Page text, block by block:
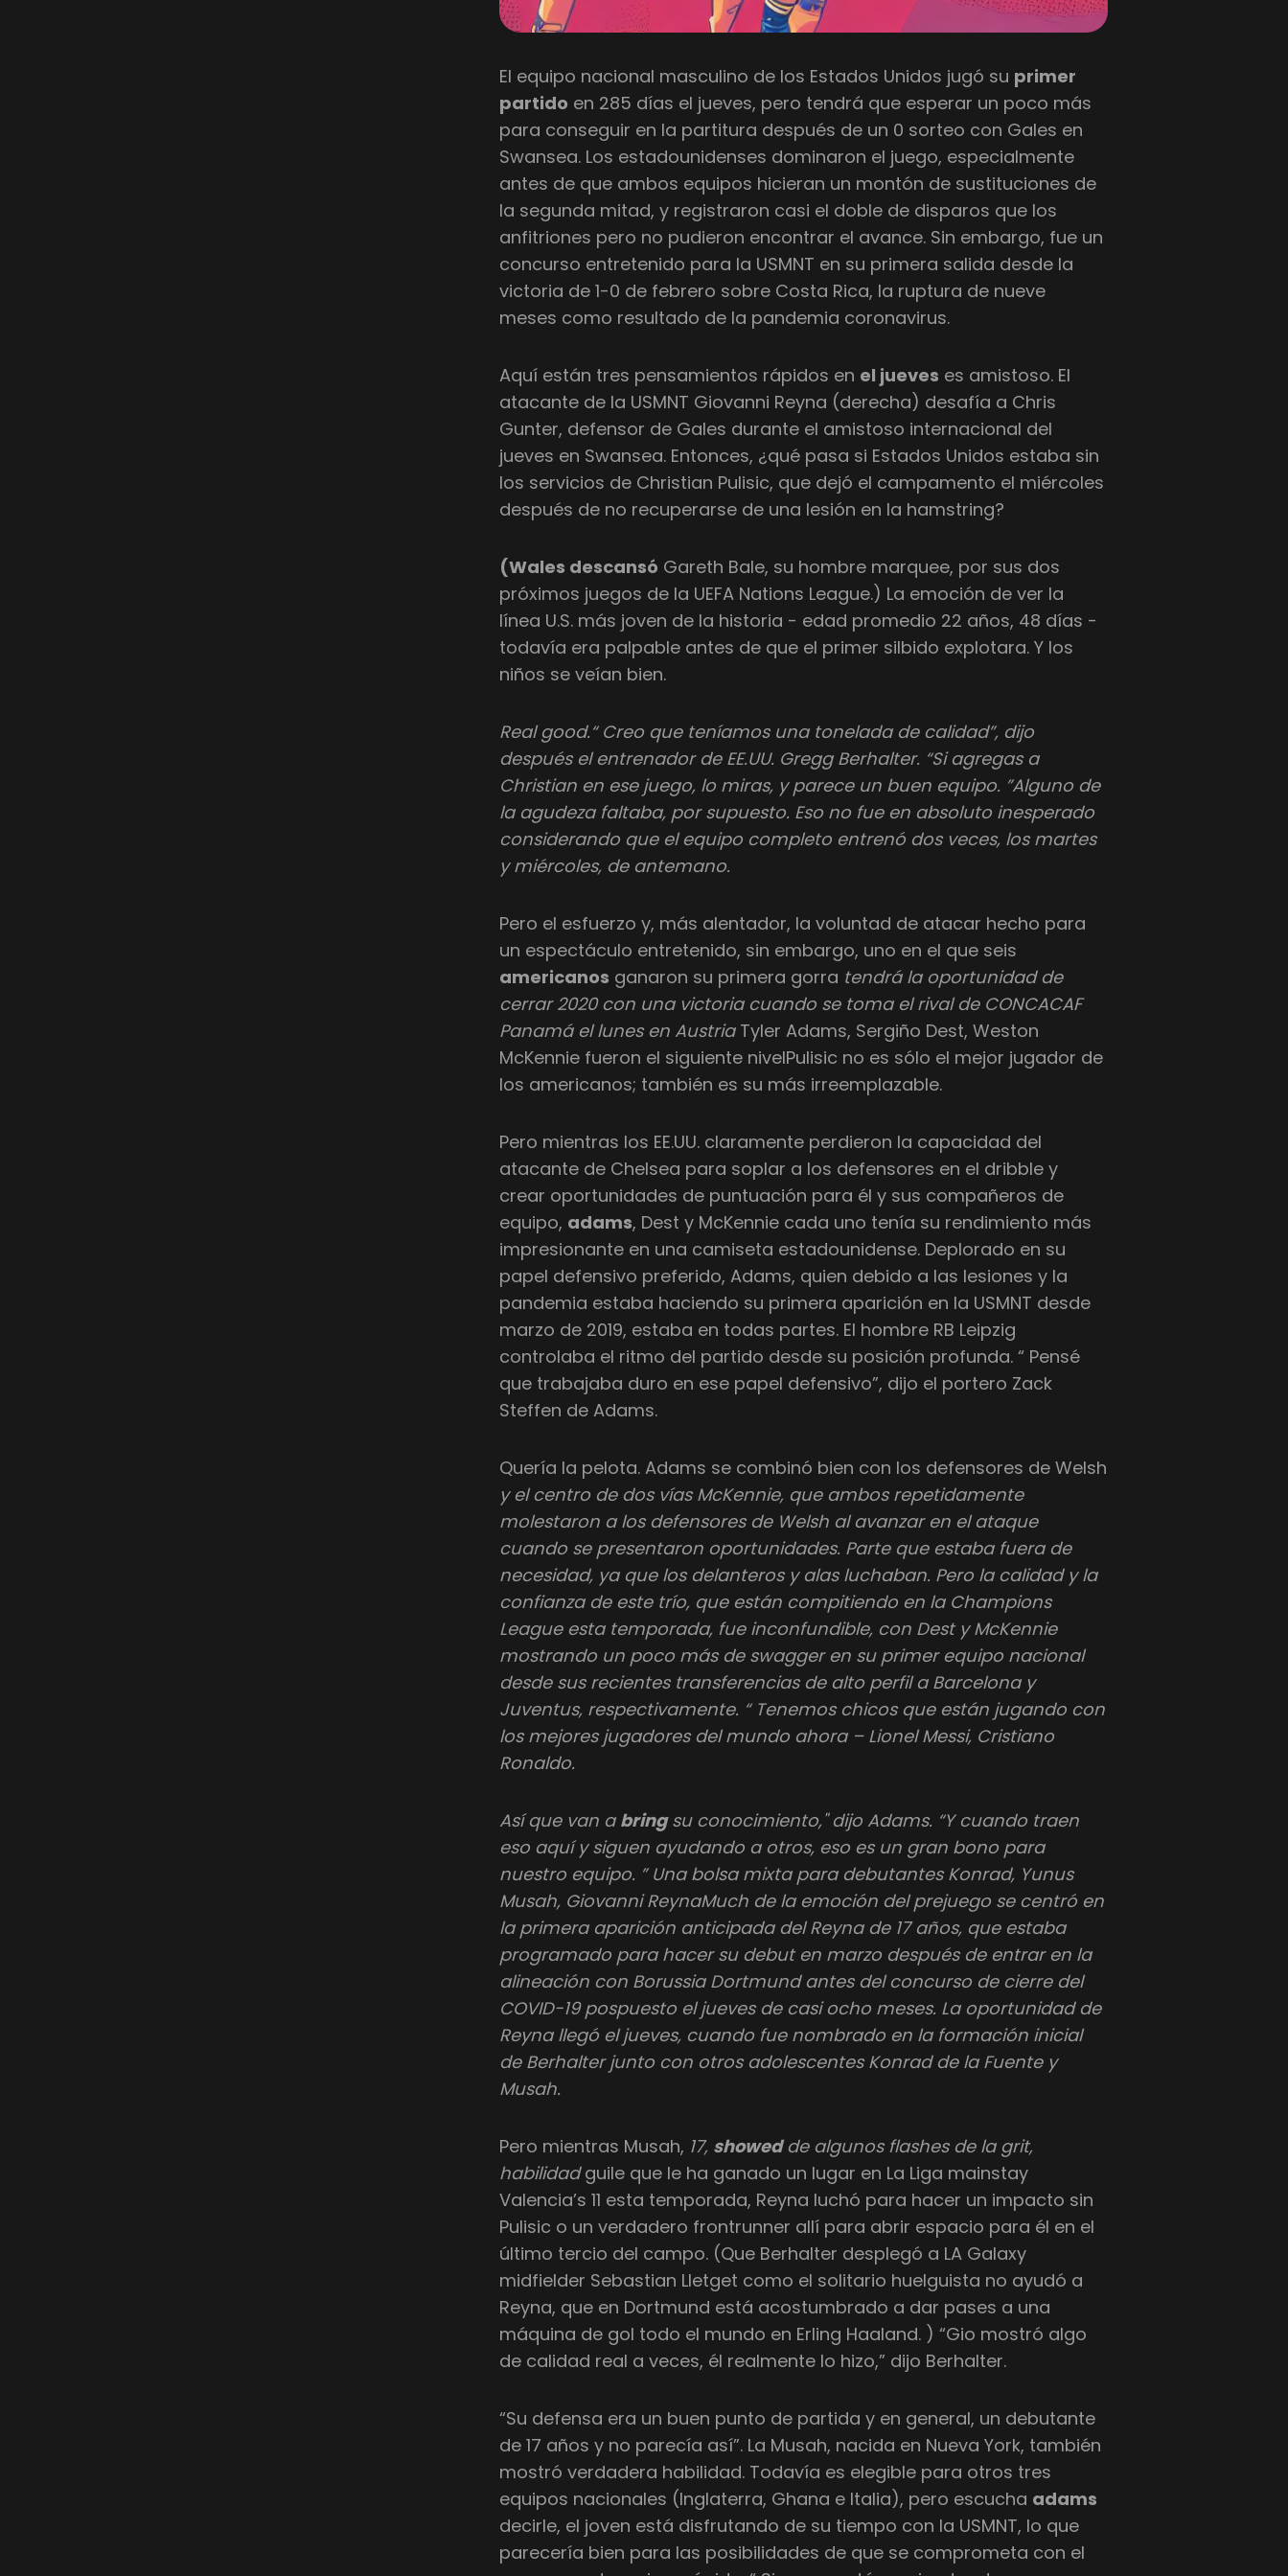
El equipo nacional masculino de los Estados Unidos jugó su primer
partido en 285 días el jueves, pero tendrá que esperar un poco más
para conseguir en la partitura después de un 0 sorteo con Gales en
Swansea. Los estadounidenses dominaron el juego, especialmente
antes de que ambos equipos hicieran un montón de sustituciones de
la segunda mitad, y registraron casi el doble de disparos que los
anfitriones pero no pudieron encontrar el avance. Sin embargo, fue un
concurso entretenido para la USMNT en su primera salida desde la
victoria de 1-0 de febrero sobre Costa Rica, la ruptura de nueve
meses como resultado de la pandemia coronavirus.
Aquí están tres pensamientos rápidos en el jueves es amistoso. El
atacante de la USMNT Giovanni Reyna (derecha) desafía a Chris
Gunter, defensor de Gales durante el amistoso internacional del
jueves en Swansea. Entonces, ¿qué pasa si Estados Unidos estaba sin
los servicios de Christian Pulisic, que dejó el campamento el miércoles
después de no recuperarse de una lesión en la hamstring?
(Wales descansó Gareth Bale, su hombre marquee, por sus dos
próximos juegos de la UEFA Nations League.) La emoción de ver la
línea U.S. más joven de la historia - edad promedio 22 años, 48 días -
todavía era palpable antes de que el primer silbido explotara. Y los
niños se veían bien.
Real good.“ Creo que teníamos una tonelada de calidad”, dijo
después el entrenador de EE.UU. Gregg Berhalter. “Si agregas a
Christian en ese juego, lo miras, y parece un buen equipo. ”Alguno de
la agudeza faltaba, por supuesto. Eso no fue en absoluto inesperado
considerando que el equipo completo entrenó dos veces, los martes
y miércoles, de antemano.
Pero el esfuerzo y, más alentador, la voluntad de atacar hecho para
un espectáculo entretenido, sin embargo, uno en el que seis
americanos ganaron su primera gorra tendrá la oportunidad de
cerrar 2020 con una victoria cuando se toma el rival de CONCACAF
Panamá el lunes en Austria Tyler Adams, Sergiño Dest, Weston
McKennie fueron el siguiente nivelPulisic no es sólo el mejor jugador de
los americanos; también es su más irreemplazable.
Pero mientras los EE.UU. claramente perdieron la capacidad del
atacante de Chelsea para soplar a los defensores en el dribble y
crear oportunidades de puntuación para él y sus compañeros de
equipo, adams, Dest y McKennie cada uno tenía su rendimiento más
impresionante en una camiseta estadounidense. Deplorado en su
papel defensivo preferido, Adams, quien debido a las lesiones y la
pandemia estaba haciendo su primera aparición en la USMNT desde
marzo de 2019, estaba en todas partes. El hombre RB Leipzig
controlaba el ritmo del partido desde su posición profunda. “ Pensé
que trabajaba duro en ese papel defensivo”, dijo el portero Zack
Steffen de Adams.
Quería la pelota. Adams se combinó bien con los defensores de Welsh
y el centro de dos vías McKennie, que ambos repetidamente
molestaron a los defensores de Welsh al avanzar en el ataque
cuando se presentaron oportunidades. Parte que estaba fuera de
necesidad, ya que los delanteros y alas luchaban. Pero la calidad y la
confianza de este trío, que están compitiendo en la Champions
League esta temporada, fue inconfundible, con Dest y McKennie
mostrando un poco más de swagger en su primer equipo nacional
desde sus recientes transferencias de alto perfil a Barcelona y
Juventus, respectivamente. “ Tenemos chicos que están jugando con
los mejores jugadores del mundo ahora – Lionel Messi, Cristiano
Ronaldo.
Así que van a bringsu conocimiento," dijo Adams. “Y cuando traen
eso aquí y siguen ayudando a otros, eso es un gran bono para
nuestro equipo. ” Una bolsa mixta para debutantes Konrad, Yunus
Musah, Giovanni ReynaMuch de la emoción del prejuego se centró en
la primera aparición anticipada del Reyna de 17 años, que estaba
programado para hacer su debut en marzo después de entrar en la
alineación con Borussia Dortmund antes del concurso de cierre del
COVID-19 pospuesto el jueves de casi ocho meses. La oportunidad de
Reyna llegó el jueves, cuando fue nombrado en la formación inicial
de Berhalter junto con otros adolescentes Konrad de la Fuente y
Musah.
Pero mientras Musah, 17, showedde algunos flashes de la grit,
habilidadguile que le ha ganado un lugar en La Liga mainstay
Valencia’s 11 esta temporada, Reyna luchó para hacer un impacto sin
Pulisic o un verdadero frontrunner allí para abrir espacio para él en el
último tercio del campo. (Que Berhalter desplegó a LA Galaxy
midfielder Sebastian Lletget como el solitario huelguista no ayudó a
Reyna, que en Dortmund está acostumbrado a dar pases a una
máquina de gol todo el mundo en Erling Haaland. ) “Gio mostró algo
de calidad real a veces, él realmente lo hizo,” dijo Berhalter.
“Su defensa era un buen punto de partida y en general, un debutante
de 17 años y no parecía así”. La Musah, nacida en Nueva York, también
mostró verdadera habilidad. Todavía es elegible para otros tres
equipos nacionales (Inglaterra, Ghana e Italia), pero escucha adams
decirle, el joven está disfrutando de su tiempo con la USMNT, lo que
parecería bien para las posibilidades de que se comprometa con el